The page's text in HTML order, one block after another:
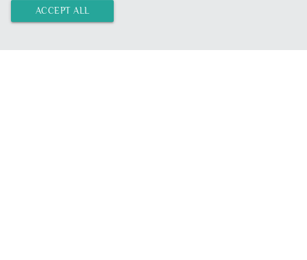
ACCEPT ALL